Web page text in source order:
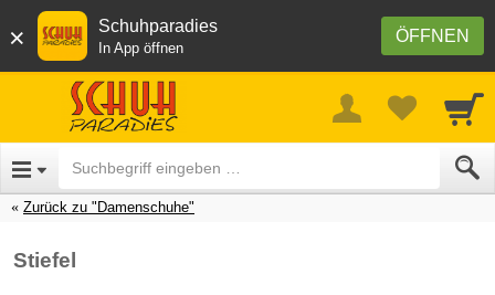
× ÖFFNEN
Schuhparadies
In App öffnen
Zurück zu "Damenschuhe"
Stiefel